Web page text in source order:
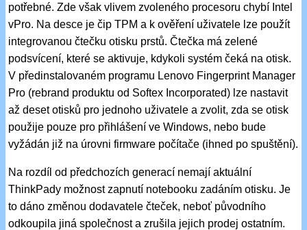
potřebné. Zde však vlivem zvoleného procesoru chybí Intel
vPro. Na desce je čip TPM a k ověření uživatele lze použít
integrovanou čtečku otisku prstů. Čtečka má zelené
podsvícení, které se aktivuje, kdykoli systém čeká na otisk.
V předinstalovaném programu Lenovo Fingerprint Manager
Pro (rebrand produktu od Softex Incorporated) lze nastavit
až deset otisků pro jednoho uživatele a zvolit, zda se otisk
použije pouze pro přihlášení ve Windows, nebo bude
vyžádán již na úrovni firmware počítače (ihned po spuštění).
Na rozdíl od předchozích generací nemají aktuální
ThinkPady možnost zapnutí notebooku zadáním otisku. Je
to dáno změnou dodavatele čteček, neboť původního
odkoupila jiná společnost a zrušila jejich prodej ostatním.